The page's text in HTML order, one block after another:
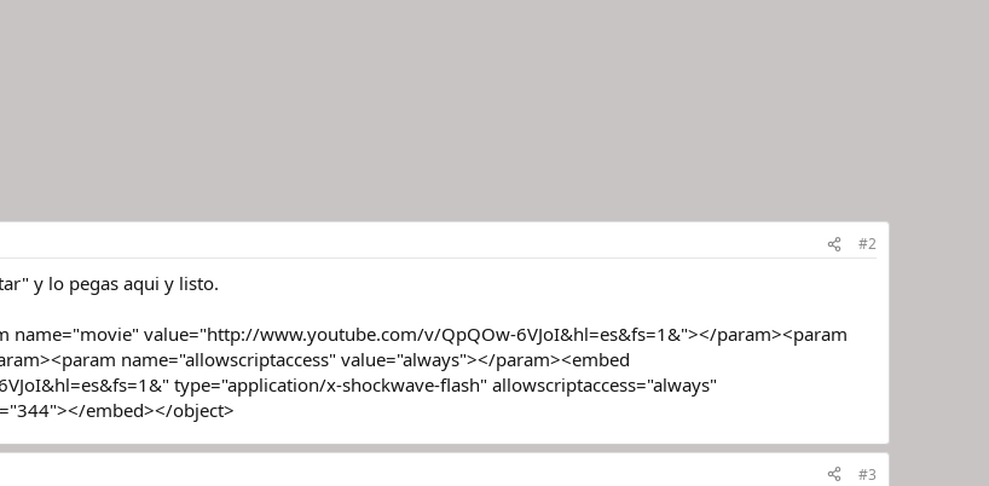
#2
y lo pegas aqui y listo.
name="movie" value="http://www.youtube.com/v/QpQOw-6VJoI&hl=es&fs=1&"></param><param
name="allowscriptaccess" value="always"></param><embed
type="application/x-shockwave-flash" allowscriptaccess="always"
embed></object>
#3